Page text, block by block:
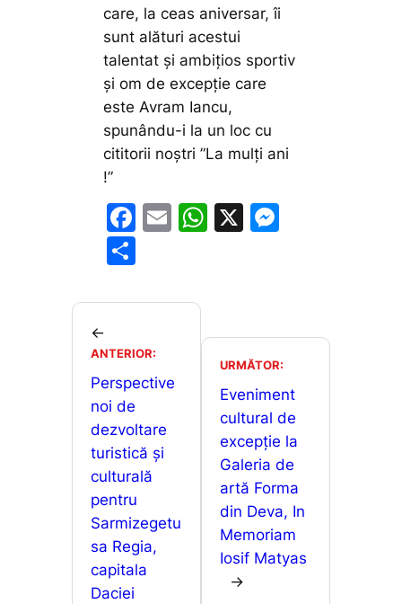
care, la ceas aniversar, îi
sunt alături acestui
talentat și ambițios sportiv
și om de excepție care
este Avram Iancu,
spunându-i la un loc cu
cititorii noștri ”La mulți ani
!”
F
e
o
o
k
E
l
W
A
p
p
X
e
n
g
er
ta
a
z
ă
←
ANTERIOR:
Perspective
noi de
dezvoltare
turistică și
culturală
pentru
Sarmizegetu
sa Regia,
capitala
Daciei
URMĂTOR:
Eveniment
cultural de
excepție la
Galeria de
artă Forma
din Deva, In
Memoriam
Iosif Matyas
→